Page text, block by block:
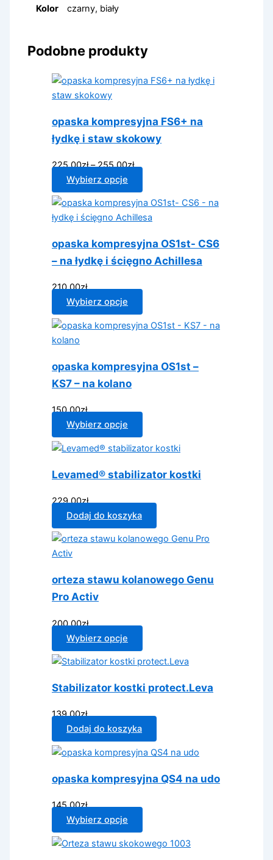
Kolor czarny, biały
Podobne produkty
opaska kompresyjna FS6+ na
łydkę i staw skokowy
225.00zł – 255.00złZakres
od
225.00zł
do
255.00zł
Wybierz opcje
produkt
ma
wiele
wariantów.
Opcje
można
stronie
produktu
opaska kompresyjna OS1st- CS6
– na łydkę i ścięgno Achillesa
210.00zł
Wybierz opcje
produkt
ma
wariantów.
Opcje
stronie
produktu
opaska kompresyjna OS1st –
KS7 – na kolano
150.00zł
Wybierz opcje
produkt
ma
wariantów.
wybrać
na
Levamed® stabilizator kostki
229.00zł
Dodaj do koszyka
orteza stawu kolanowego Genu
Pro Activ
200.00zł
Wybierz opcje
produkt
ma
wiele
wariantów.
wybrać
na
produktu
Stabilizator kostki protect.Leva
139.00zł
Dodaj do koszyka
opaska kompresyjna QS4 na udo
145.00zł
Wybierz opcje
produkt
ma